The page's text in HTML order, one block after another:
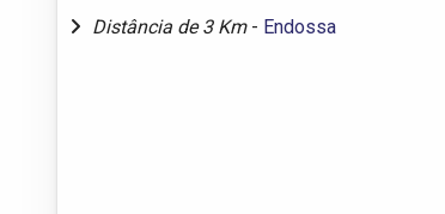
Distância de 3 Km - Endossa